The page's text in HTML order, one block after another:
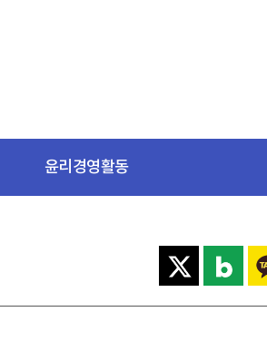
윤리경영활동